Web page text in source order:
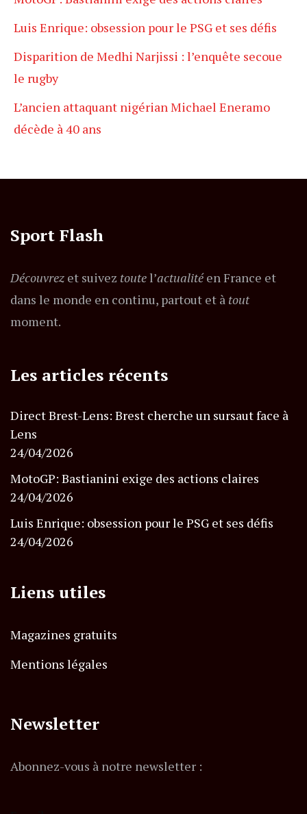
Luis Enrique: obsession pour le PSG et ses défis
Disparition de Medhi Narjissi : l’enquête secoue
le rugby
L’ancien attaquant nigérian Michael Eneramo
décède à 40 ans
Sport Flash
Découvrez et suivez toutel’actualitéen France et
dans le monde en continu, partout et à tout
moment.
Les articles récents
Direct Brest-Lens: Brest cherche un sursaut face à
Lens
24/04/2026
MotoGP: Bastianini exige des actions claires
24/04/2026
Luis Enrique: obsession pour le PSG et ses défis
24/04/2026
Liens utiles
Magazines gratuits
Mentions légales
Newsletter
Abonnez-vous à notre newsletter :